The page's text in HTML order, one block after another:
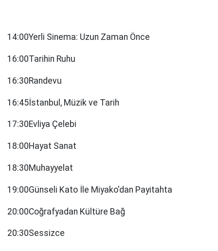
14:00Yerli Sinema: Uzun Zaman Önce
16:00Tarihin Ruhu
16:30Randevu
16:45İstanbul, Müzik ve Tarih
17:30Evliya Çelebi
18:00Hayat Sanat
18:30Muhayyelat
19:00Günseli Kato İle Miyako'dan Payitahta
20:00Coğrafyadan Kültüre Bağ
20:30Sessizce